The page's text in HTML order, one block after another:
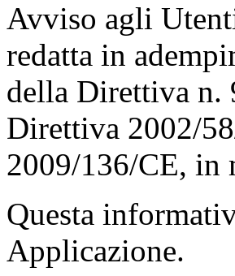
Avviso agli
redatta in
della Direttiva n.
Direttiva 2002/
2009/136/CE, in
Questa
Applicazione.